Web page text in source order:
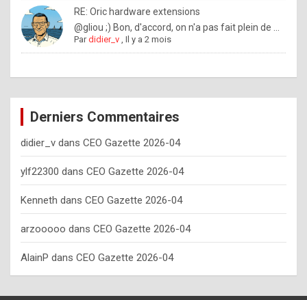
o
w
o
e
y
o
u
s
h
o
RE: Oric hardware extensions
@gliou ;) Bon, d'accord, on n'a pas fait plein de ...
Pardidier_v ,Il y a 2 mois
Derniers Commentaires
didier_v dans CEO Gazette 2026-04
ylf22300 dans CEO Gazette 2026-04
Kenneth dans CEO Gazette 2026-04
arzooooo dans CEO Gazette 2026-04
AlainP dans CEO Gazette 2026-04